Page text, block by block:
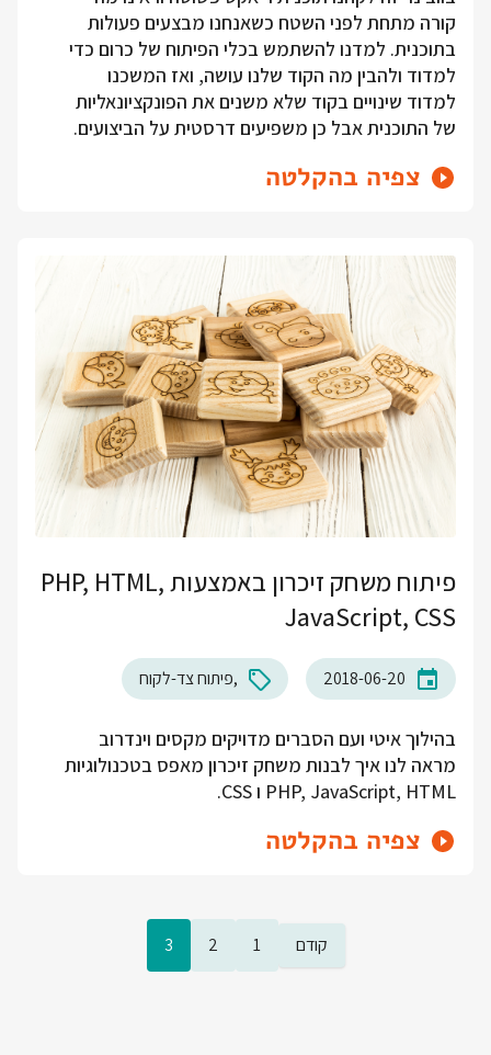
קורה מתחת לפני השטח כשאנחנו מבצעים פעולות
בתוכנית. למדנו להשתמש בכלי הפיתוח של כרום כדי
למדוד ולהבין מה הקוד שלנו עושה, ואז המשכנו
למדוד שינויים בקוד שלא משנים את הפונקציונאליות
של התוכנית אבל כן משפיעים דרסטית על הביצועים.
צפיה בהקלטה
פיתוח משחק זיכרון באמצעות PHP, HTML,
JavaScript, CSS
2018-06-20 פיתוח צד-לקוח
בהילוך איטי ועם הסברים מדויקים מקסים וינדרוב
מראה לנו איך לבנות משחק זיכרון מאפס בטכנולוגיות
PHP, JavaScript, HTML ו CSS.
צפיה בהקלטה
קודם 1
2
3